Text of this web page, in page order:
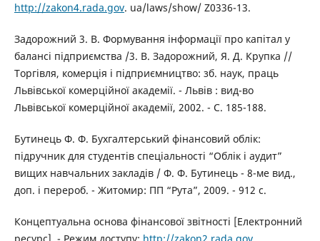
http://zakon4.rada.gov. ua/laws/show/ Z0336-13.
Задорожний 3. В. Формування інформації про капітал у
балансі підприємства /3. В. Задорожний, Я. Д. Крупка //
Торгівля, комерція і підприємництво: зб. наук, праць
Львівської комерційної академії. - Львів : вид-во
Львівської комерційної академії, 2002. - С. 185-188.
Бутинець Ф. Ф. Бухгалтерський фінансовий облік:
підручник для студентів спеціальності “Облік і аудит”
вищих навчальних закладів / Ф. Ф. Бутинець - 8-ме вид.,
доп. і перероб. - Житомир: ПП “Рута”, 2009. - 912 с.
Концептуальна основа фінансової звітності [Електронний